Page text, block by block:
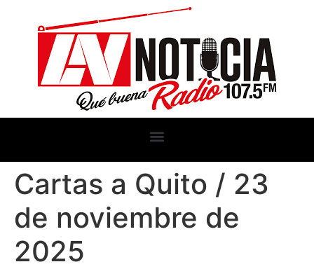
Cartas a Quito / 23
de noviembre de
2025